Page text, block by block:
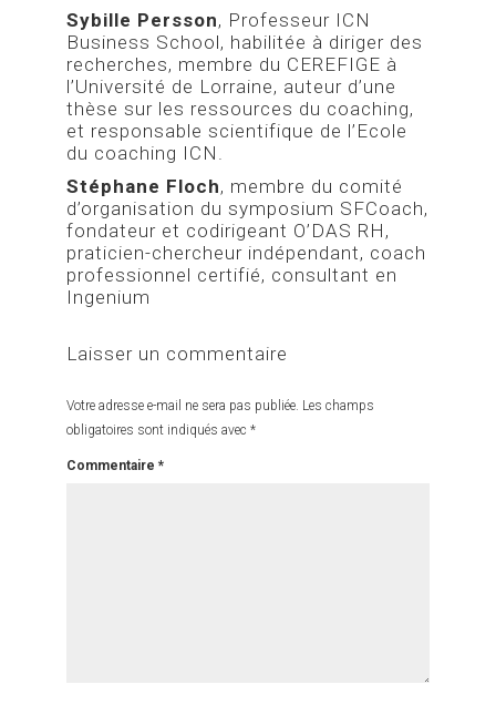
Sybille Persson, Professeur ICN
Business School, habilitée à diriger des
recherches, membre du CEREFIGE à
l’Université de Lorraine, auteur d’une
thèse sur les ressources du coaching,
et responsable scientifique de l’Ecole
du coaching ICN.
Stéphane Floch, membre du comité
d’organisation du symposium SFCoach,
fondateur et codirigeant O’DAS RH,
praticien-chercheur indépendant, coach
professionnel certifié, consultant en
Ingenium
Laisser un commentaire
Votre adresse e-mail ne sera pas publiée. Les champs
obligatoires sont indiqués avec *
Commentaire *